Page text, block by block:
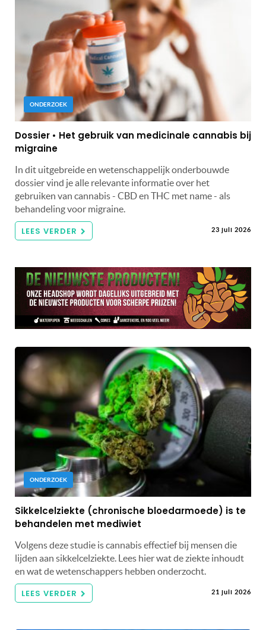
ONDERZOEK
Dossier • Het gebruik van medicinale cannabis bij
migraine
In dit uitgebreide en wetenschappelijk onderbouwde
dossier vind je alle relevante informatie over het
gebruiken van cannabis - CBD en THC met name - als
behandeling voor migraine.
LEES VERDER 23 juli 2026
ONDERZOEK
Sikkelcelziekte (chronische bloedarmoede) is te
behandelen met mediwiet
Volgens deze studie is cannabis effectief bij mensen die
lijden aan sikkelcelziekte. Lees hier wat de ziekte inhoudt
en wat de wetenschappers hebben onderzocht.
LEES VERDER 21 juli 2026